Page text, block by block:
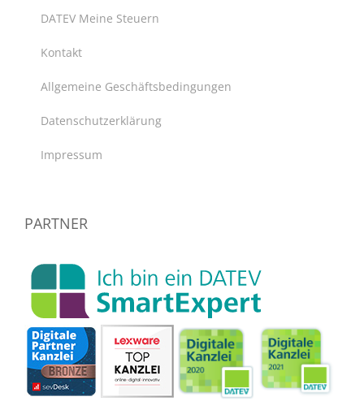
DATEV Meine Steuern
Kontakt
Allgemeine Geschäftsbedingungen
Datenschutzerklärung
Impressum
PARTNER